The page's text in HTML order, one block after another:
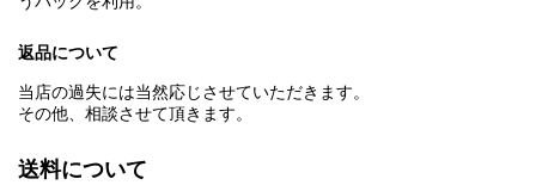
返品について
当店の過失には当然応じさせていただきます。
その他、相談させて頂きます。
送料について